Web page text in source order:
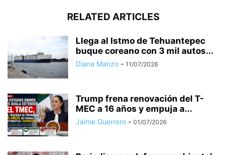
RELATED ARTICLES
Llega al Istmo de Tehuantepec
buque coreano con 3 mil autos...
Diana Manzo - 11/07/2026
Trump frena renovación del T-
MEC a 16 años y empuja a...
Jaime Guerrero - 01/07/2026